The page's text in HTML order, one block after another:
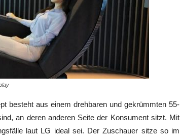
besteht aus einem drehbaren und gekrümmten 55-
an deren anderen Seite der Konsument sitzt. Mit
laut LG ideal sei. Der Zuschauer sitze so im